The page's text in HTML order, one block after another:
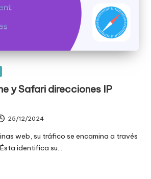
y Safari direcciones IP
25/12/2024
web, su tráfico se encamina a través
identifica su...